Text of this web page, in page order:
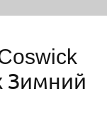
Зимний